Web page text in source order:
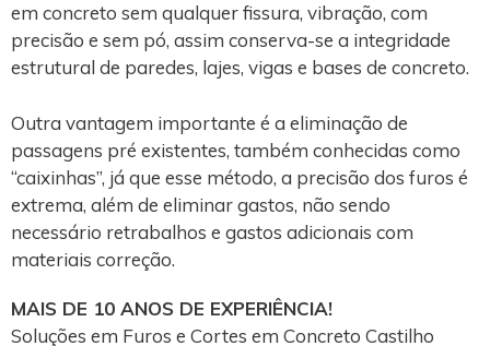
em concreto sem qualquer fissura, vibração, com
precisão e sem pó, assim conserva-se a integridade
estrutural de paredes, lajes, vigas e bases de concreto.
Outra vantagem importante é a eliminação de
passagens pré existentes, também conhecidas como
“caixinhas”, já que esse método, a precisão dos furos é
extrema, além de eliminar gastos, não sendo
necessário retrabalhos e gastos adicionais com
materiais correção.
MAIS DE 10 ANOS DE EXPERIÊNCIA!
Soluções em Furos e Cortes em Concreto Castilho